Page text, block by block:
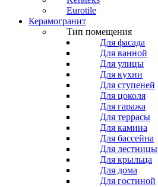
Eurotile
Керамогранит
Тип помещения
Для фасада
Для ванной
Для улицы
Для кухни
Для ступеней
Для цоколя
Для гаража
Для террасы
Для камина
Для бассейна
Для лестницы
Для крыльца
Для дома
Для гостиной